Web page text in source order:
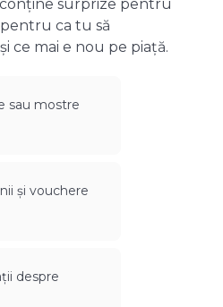
surprize pentru
ca tu să
ce mai e nou pe piață.
sau mostre
și vouchere
despre